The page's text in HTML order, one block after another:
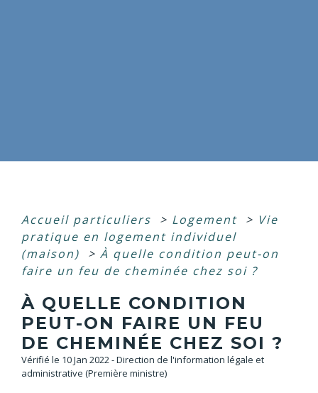
Accueil particuliers > Logement > Vie
pratique en logement individuel
(maison)
> À quelle condition peut-on
faire un feu de cheminée chez soi ?
À QUELLE CONDITION
PEUT-ON FAIRE UN FEU
DE CHEMINÉE CHEZ SOI ?
Vérifié le 10 Jan 2022 - Direction de l'information légale et
administrative (Première ministre)